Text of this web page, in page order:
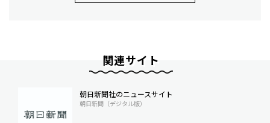
関連サイト
朝日新聞社のニュースサイト
朝日新聞（デジタル版）